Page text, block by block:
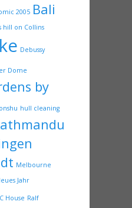
2005 Bali
hill on Collins
Debussy
Dome
by
hull cleaning
Melbourne
Jahr
House Ralf